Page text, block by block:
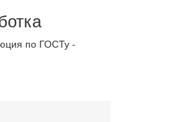
по ГОСТу -